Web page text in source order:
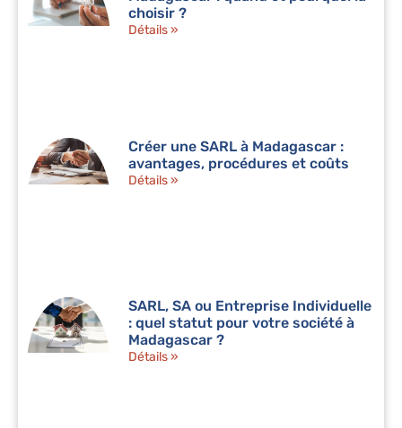
choisir ?
Détails »
Créer une SARL à Madagascar :
avantages, procédures et coûts
Détails »
SARL, SA ou Entreprise Individuelle
: quel statut pour votre société à
Madagascar ?
Détails »